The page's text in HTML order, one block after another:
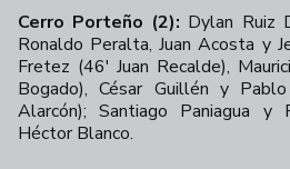
Cerro Porteño (2): Dylan Ruiz
Ronaldo Peralta, Juan Acosta y
Fretez (46' Juan Recalde),
Bogado), César Guillén y
Alarcón); Santiago Paniagua y
Héctor Blanco.